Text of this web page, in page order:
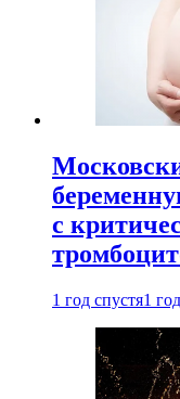
с
1 год спустя1